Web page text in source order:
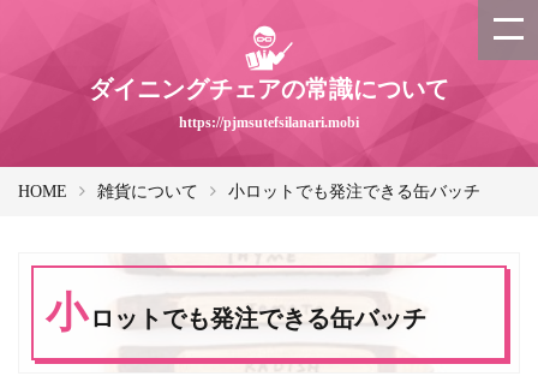
ダイニングチェアの常識について
https://pjmsutefsilanari.mobi
HOME 雑貨について 小ロットでも発注できる缶バッチ
小 ロットでも発注できる缶バッチ